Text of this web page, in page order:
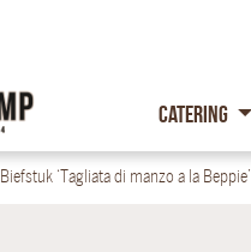
Catering
Biefstuk ‘Tagliata di manzo a la Beppie’